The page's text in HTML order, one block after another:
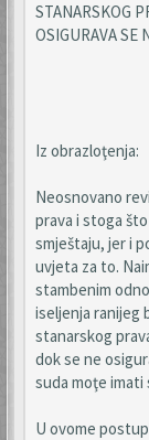
STANARSKOG
OSIGURAVA SE
Iz obrazloţenja:
Neosnovano
prava i stoga
smještaju, jer i
uvjeta za to.
stambenim
iseljenja ranijeg
stanarskog
dok se ne
suda moţe imati
U ovome